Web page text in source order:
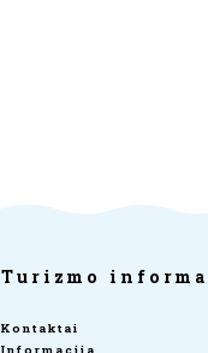
Turizmo
Kontaktai